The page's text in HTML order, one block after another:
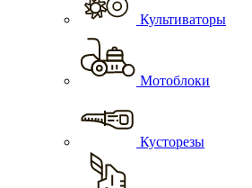
Культиваторы
Мотоблоки
Кусторезы